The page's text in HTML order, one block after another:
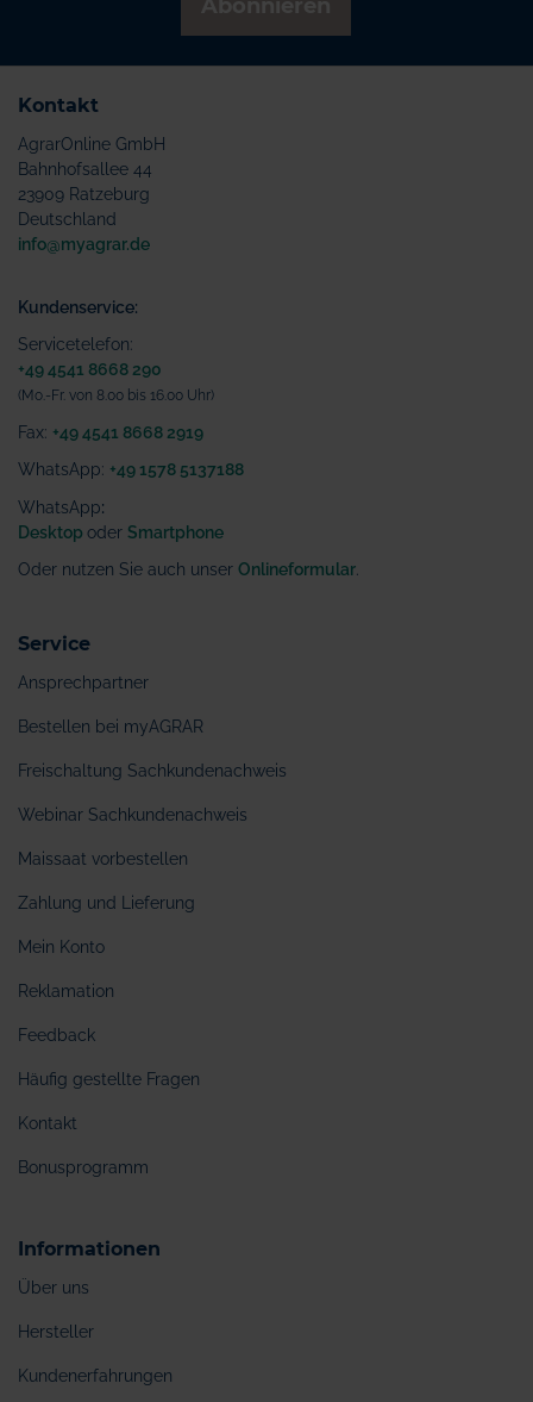
Kontakt
AgrarOnline GmbH
Bahnhofsallee 44
23909 Ratzeburg
Deutschland
info@myagrar.de
Kundenservice:
Servicetelefon:
+49 4541 8668 290
(Mo.-Fr. von 8.00 bis 16.00 Uhr)
Fax: +49 4541 8668 2919
WhatsApp: +49 1578 5137188
WhatsApp:
Desktop oder Smartphone
Oder nutzen Sie auch unser Onlineformular
Service
Ansprechpartner
Bestellen bei myAGRAR
Freischaltung Sachkundenachweis
Webinar Sachkundenachweis
Maissaat vorbestellen
Zahlung und Lieferung
Mein Konto
Reklamation
Feedback
Häufig gestellte Fragen
Kontakt
Bonusprogramm
Informationen
Über uns
Hersteller
Kundenerfahrungen